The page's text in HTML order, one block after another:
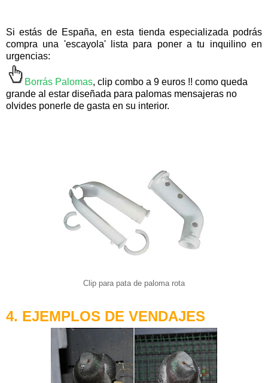
Si estás de España, en esta tienda especializada podrás
compra una 'escayola' lista para poner a tu inquilino en
urgencias:
Borrás Palomas, clip combo a 9 euros !! como queda
grande al estar diseñada para palomas mensajeras no
olvides ponerle de gasta en su interior.
Clip para pata de paloma rota
4. EJEMPLOS DE VENDAJES